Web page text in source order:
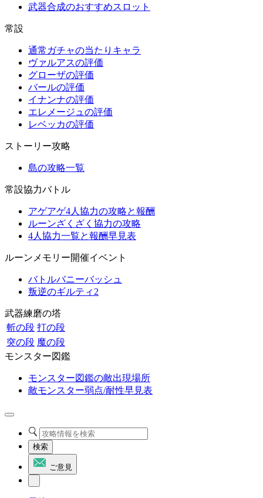
武器合成のおすすめスロット
常設
通常ガチャの当たりキャラ
ヴァルアスの評価
グローザの評価
バールの評価
イナンナの評価
エレメージュの評価
レベッカの評価
ストーリー攻略
島の攻略一覧
常設協力バトル
アゲアゲ4人協力の攻略と報酬
ルーンざくざく協力の攻略
4人協力一覧と報酬早見表
ルーンメモリー開催イベント
バトルバニーバッシュ
叛逆のギルティ2
武器練磨の塔
斬の段 打の段
突の段 魔の段
モンスター図鑑
モンスター図鑑の敵出現場所
敵モンスター弱点/耐性早見表
検索
ご意見